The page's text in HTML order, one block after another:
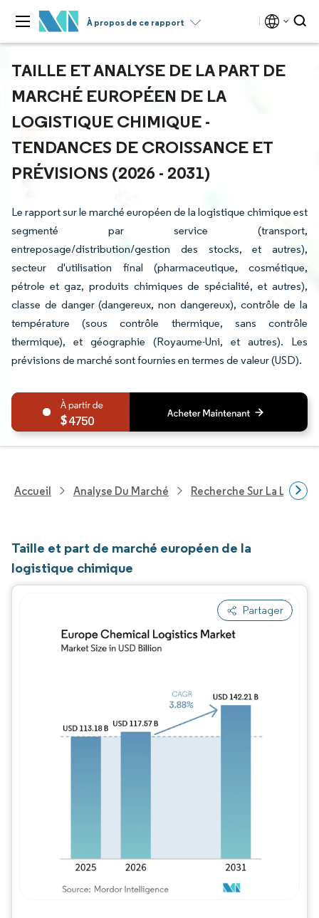
À propos de ce rapport
TAILLE ET ANALYSE DE LA PART DE
MARCHÉ EUROPÉEN DE LA
LOGISTIQUE CHIMIQUE -
TENDANCES DE CROISSANCE ET
PRÉVISIONS (2026 - 2031)
Le rapport sur le marché européen de la logistique chimique est
segmenté par service (transport,
entreposage/distribution/gestion des stocks, et autres),
secteur d'utilisation final (pharmaceutique, cosmétique,
pétrole et gaz, produits chimiques de spécialité, et autres),
classe de danger (dangereux, non dangereux), contrôle de la
température (sous contrôle thermique, sans contrôle
thermique), et géographie (Royaume-Uni, et autres). Les
prévisions de marché sont fournies en termes de valeur (USD).
4750
Accueil Analyse Du Marché Recherche Sur La
Taille et part de marché européen de la
logistique chimique
Partager